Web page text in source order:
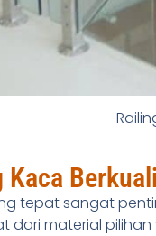
tepat sangat
dari material